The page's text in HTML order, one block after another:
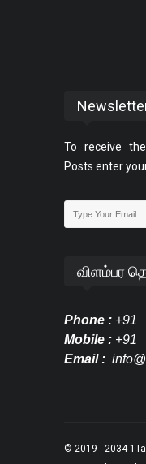
To receive
Posts enter
விளம்பர
Phone : +91
Mobile : +91
Email :
© 2019 - 2034